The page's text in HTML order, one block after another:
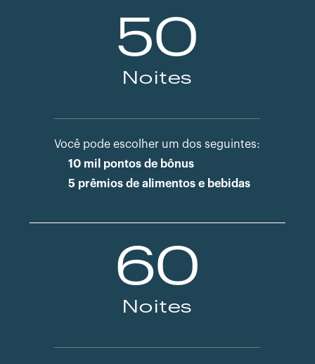
50
Noites
Você pode escolher um dos seguintes:
10 mil pontos de bônus
5 prêmios de alimentos e bebidas
60
Noites